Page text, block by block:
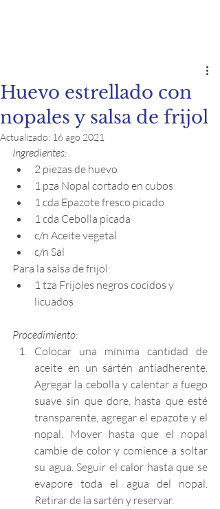
Huevo estrellado con
nopales y salsa de frijol
Actualizado: 16 ago 2021
Ingredientes:
2 piezas de huevo
1 pza Nopal cortado en cubos
1 cda Epazote fresco picado
1 cda Cebolla picada
c/n Aceite vegetal
c/n Sal
Para la salsa de frijol:
1 tza Frijoles negros cocidos y
licuados
Procedimiento:
Colocar una mínima cantidad de
aceite en un sartén antiadherente.
Agregar la cebolla y calentar a fuego
suave sin que dore, hasta que esté
transparente, agregar el epazote y el
nopal. Mover hasta que el nopal
cambie de color y comience a soltar
su agua. Seguir el calor hasta que se
evapore toda el agua del nopal.
Retirar de la sartén y reservar.